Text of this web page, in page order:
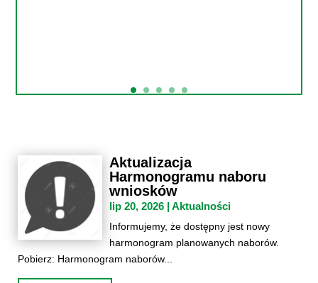
Aktualizacja
Harmonogramu naboru
wniosków
lip 20, 2026 |Aktualności
Informujemy, że dostępny jest nowy
harmonogram planowanych naborów.
Pobierz: Harmonogram naborów...